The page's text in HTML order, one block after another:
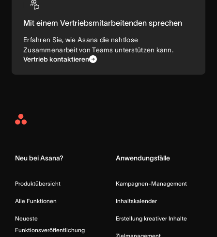
Mit einem Vertriebsmitarbeitenden sprechen
Erfahren Sie, wie Asana die nahtlose
Zusammenarbeit von Teams unterstützen kann.
Vertrieb kontaktieren
Asana
Neu bei Asana?
Produktübersicht
Alle Funktionen
Neueste
Funktionsveröffentlichung
Anwendungsfälle
Kampagnen-Management
Inhaltskalender
Erstellung kreativer Inhalte